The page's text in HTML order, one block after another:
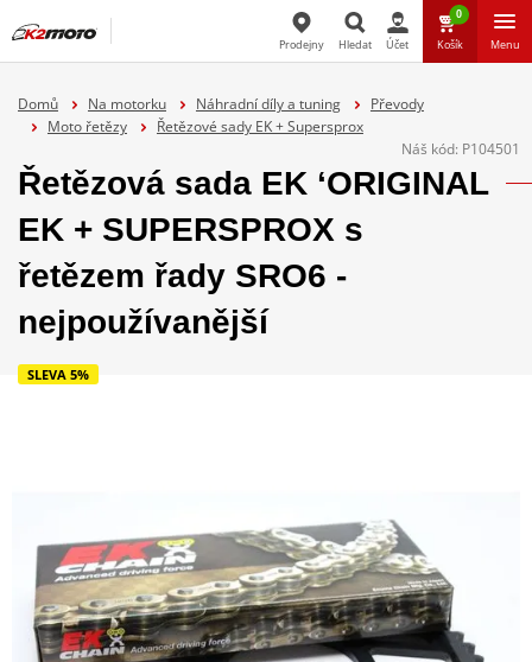
Prodejny Hledat Účet
0
Košík Menu
Domů Na motorku Náhradní díly a tuning
Převody
Moto řetězy
Řetězové sady EK + Supersprox
Náš kód: P104501
Řetězová sada EK ‘ORIGINAL
EK + SUPERSPROX s
řetězem řady SRO6 -
nejpoužívanější
SLEVA 5%